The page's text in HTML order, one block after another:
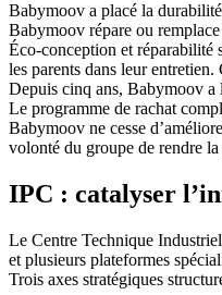
Babymoov a placé la
Babymoov répare ou
Éco-conception et réparabilité
les parents dans leur
Depuis cinq ans, Babymoov a
Le programme de rachat
Babymoov ne cesse
volonté du groupe de rendre
IPC : catalyser
Le Centre Technique
et plusieurs plateformes
Trois axes stratégiques